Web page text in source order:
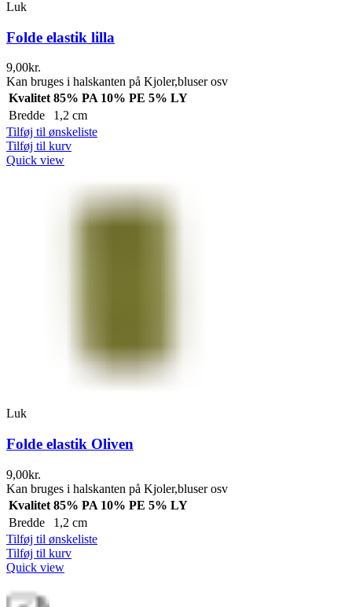
Luk
Folde elastik lilla
9,00kr.
Kan bruges i halskanten på Kjoler,bluser osv
Kvalitet 85% PA 10% PE 5% LY
Bredde
1,2 cm
Tilføj til ønskeliste
Tilføj til kurv
Quick view
Luk
Folde elastik Oliven
9,00kr.
Kan bruges i halskanten på Kjoler,bluser osv
Kvalitet 85% PA 10% PE 5% LY
Bredde
1,2 cm
Tilføj til ønskeliste
Tilføj til kurv
Quick view